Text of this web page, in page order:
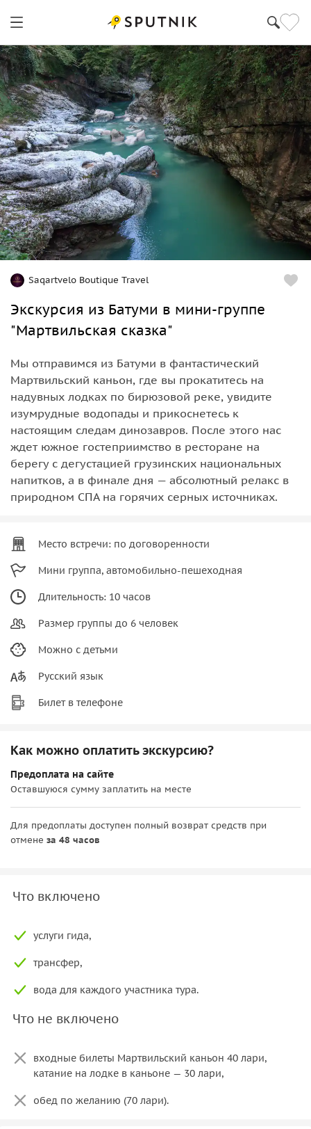
Saqartvelo Boutique Travel
Экскурсия из Батуми в мини-группе
"Мартвильская сказка"
Мы отправимся из Батуми в фантастический
Мартвильский каньон, где вы прокатитесь на
надувных лодках по бирюзовой реке, увидите
изумрудные водопады и прикоснетесь к
настоящим следам динозавров. После этого нас
ждет южное гостеприимство в ресторане на
берегу с дегустацией грузинских национальных
напитков, а в финале дня — абсолютный релакс в
природном СПА на горячих серных источниках.
Место встречи: по договоренности
Мини группа, автомобильно-пешеходная
Длительность: 10 часов
Размер группы до 6 человек
Можно с детьми
Русский язык
Билет в телефоне
Как можно оплатить экскурсию?
Предоплата на сайте
Оставшуюся сумму заплатить на месте
Для предоплаты доступен полный возврат средств при
отмене за 48 часов
Что включено
услуги гида,
трансфер,
вода для каждого участника тура.
Что не включено
входные билеты Мартвильский каньон 40 лари,
катание на лодке в каньоне — 30 лари,
обед по желанию (70 лари).